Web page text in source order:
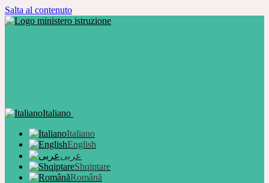
Salta al contenuto
Italiano
Italiano
English
عربى
Shqiptare
Română